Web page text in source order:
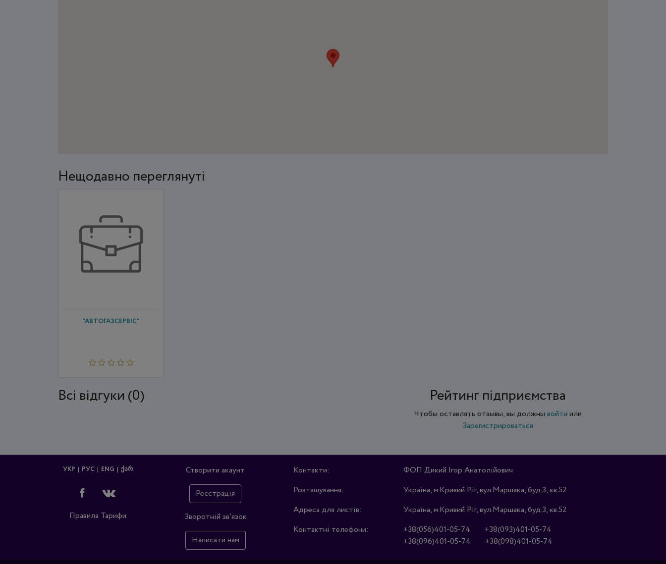
Нещодавно переглянуті
"АВТОГАЗСЕРВІС"
Всi відгуки (0) Рейтинг підприємства
Чтобы оставлять отзывы, вы должны войти или
Зарегистрироваться
УКР РУС ENG ᲥᲐᲠ
Правила Тарифи
Створити акаунт
Реєстрація
Зворотній зв'язок
Написати нам
Контакти:
ФОП Дикий Ігор Анатолійович
Розташування:
Україна, м.Кривий Ріг, вул.Маршака, буд.3, кв.52
Адреса для листів:
Україна, м.Кривий Ріг, вул.Маршака, буд.3, кв.52
Контактні телефони:
+38(056)401-05-74
+38(093)401-05-74
+38(096)401-05-74
+38(098)401-05-74